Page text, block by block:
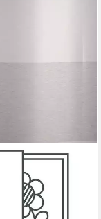
(1 St), Ösen,
hochwertige